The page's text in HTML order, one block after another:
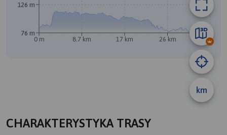
km
0 m 8.7 km 17 km 26 km 34 km
76 m
126 m
CHARAKTERYSTYKA TRASY